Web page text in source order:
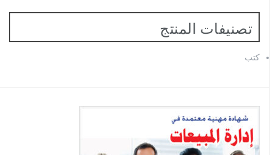
تصنيفات المنتج
كتب